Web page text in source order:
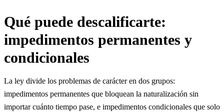
Qué puede descalificarte:
impedimentos permanentes y
condicionales
La ley divide los problemas de carácter en dos grupos:
impedimentos permanentes que bloquean la naturalización sin
importar cuánto tiempo pase, e impedimentos condicionales que solo